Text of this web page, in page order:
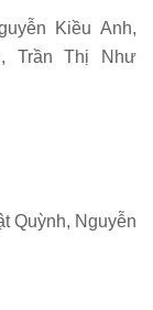
Kiều Anh,
Trần Thị Như
Quỳnh, Nguyễn